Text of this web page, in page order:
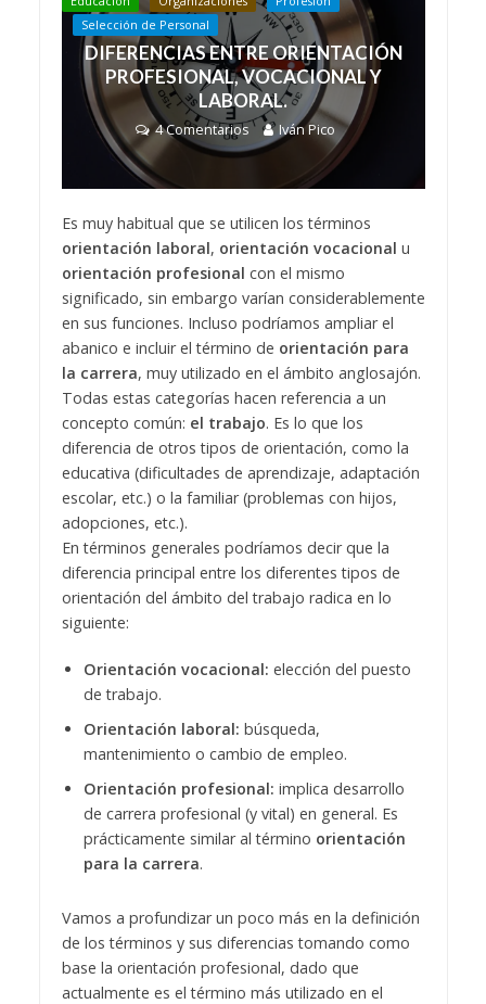
Selección de Personal
DIFERENCIAS ENTRE ORIENTACIÓN
PROFESIONAL, VOCACIONAL Y
LABORAL.
4 Comentarios Iván Pico
Es muy habitual que se utilicen los términos
orientación laboral, orientación vocacional u
orientación profesional con el mismo
significado, sin embargo varían considerablemente
en sus funciones. Incluso podríamos ampliar el
abanico e incluir el término de orientación para
la carrera, muy utilizado en el ámbito anglosajón.
Todas estas categorías hacen referencia a un
concepto común: el trabajo. Es lo que los
diferencia de otros tipos de orientación, como la
educativa (dificultades de aprendizaje, adaptación
escolar, etc.) o la familiar (problemas con hijos,
adopciones, etc.).
En términos generales podríamos decir que la
diferencia principal entre los diferentes tipos de
orientación del ámbito del trabajo radica en lo
siguiente:
Orientación vocacional: elección del puesto
de trabajo.
Orientación laboral: búsqueda,
mantenimiento o cambio de empleo.
Orientación profesional: implica desarrollo
de carrera profesional (y vital) en general. Es
prácticamente similar al término orientación
para la carrera.
Vamos a profundizar un poco más en la definición
de los términos y sus diferencias tomando como
base la orientación profesional, dado que
actualmente es el término más utilizado en el